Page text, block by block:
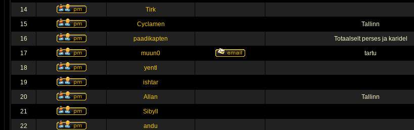
14 Tirk
15 Cyclamen Tallinn
16 paadikapten Totaalselt perses ja karidel
17 muun0 tartu
18 yentl
19 ishtar
20 Allan Tallinn
21 Sibyll
22 andu